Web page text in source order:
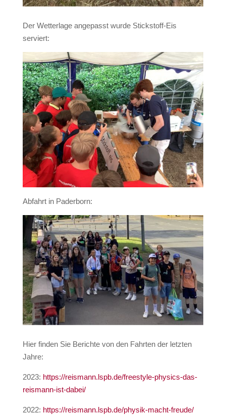
Der Wetterlage angepasst wurde Stickstoff-Eis
serviert:
Abfahrt in Paderborn:
Hier finden Sie Berichte von den Fahrten der letzten
Jahre:
2023: https://reismann.lspb.de/freestyle-physics-das-
reismann-ist-dabei/
2022: https://reismann.lspb.de/physik-macht-freude/